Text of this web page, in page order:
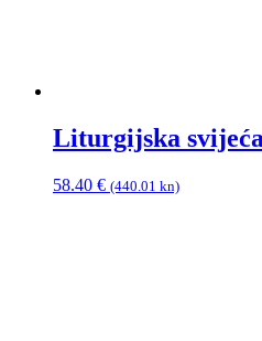
Liturgijska
58.40 € (440.01 kn)